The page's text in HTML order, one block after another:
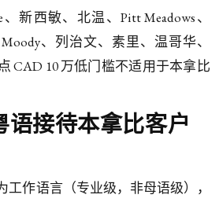
、新西敏、北温、Pitt Meadows、
、列治文、素里、温哥华、
CAD 10 万低门槛不适用于本拿比
语接待本拿比客户
工作语言（专业级，非母语级），